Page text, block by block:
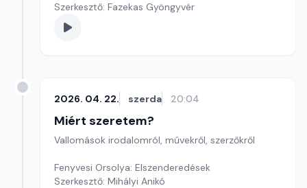
Szerkesztő: Fazekas Gyöngyvér
2026. 04. 22. szerda 20:04
Miért szeretem?
Vallomások irodalomról, művekről, szerzőkről
Fenyvesi Orsolya: Elszenderedések
Szerkesztő: Mihályi Anikó